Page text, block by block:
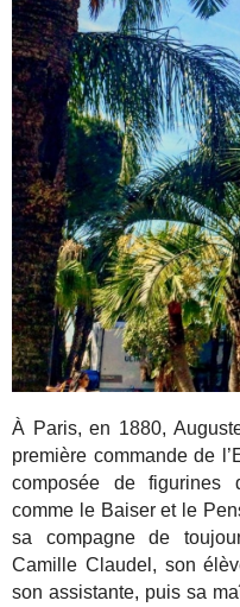
À Paris, en 1880,
première commande de
composée de figurines
comme le Baiser et le
sa compagne de
Camille Claudel, son
son assistante, puis sa